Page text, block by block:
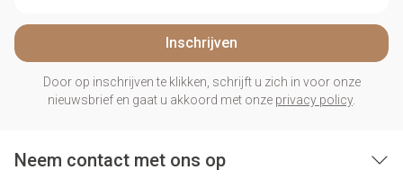
Inschrijven
Door op inschrijven te klikken, schrijft u zich in voor onze
nieuwsbrief en gaat u akkoord met onze privacy policy.
Neem contact met ons op